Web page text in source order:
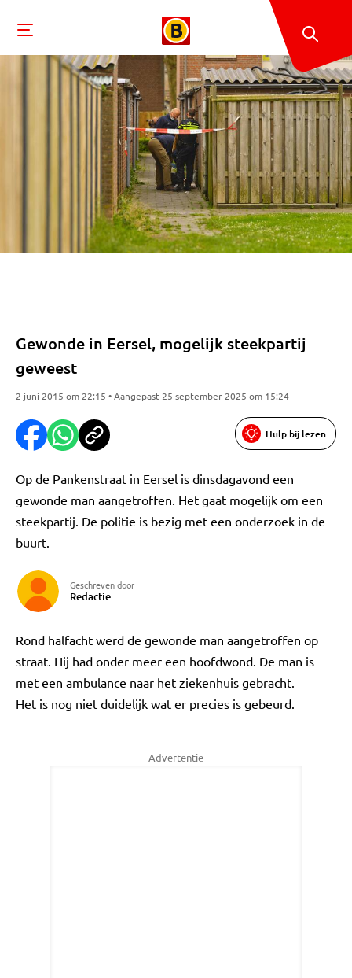
Gewonde in Eersel, mogelijk steekpartij
geweest
2 juni 2015 om 22:15 • Aangepast 25 september 2025 om 15:24
Hulp bij lezen
Op de Pankenstraat in Eersel is dinsdagavond een
gewonde man aangetroffen. Het gaat mogelijk om een
steekpartij. De politie is bezig met een onderzoek in de
buurt.
Geschreven door
Redactie
Rond halfacht werd de gewonde man aangetroffen op
straat. Hij had onder meer een hoofdwond. De man is
met een ambulance naar het ziekenhuis gebracht.
Het is nog niet duidelijk wat er precies is gebeurd.
Advertentie